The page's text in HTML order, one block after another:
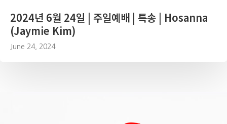
2024년 6월 24일 | 주일예배 | 특송 | Hosanna
(Jaymie Kim)
June 24, 2024